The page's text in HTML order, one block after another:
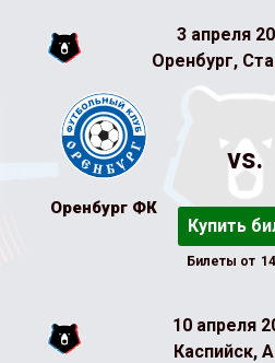
3 апреля
Оренбург,
Оренбург ФК
vs.
Купить
Билеты от
10 апреля
Каспийск,